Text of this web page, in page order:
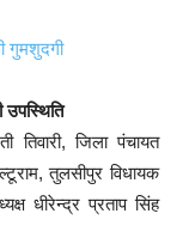
गुमशुदगी
उपस्थिति
जिला पंचायत
तुलसीपुर विधायक
धीरेन्द्र प्रताप सिंह